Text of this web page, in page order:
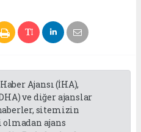
Ajansı (İHA),
ve diğer ajanslar
sitemizin
ajans